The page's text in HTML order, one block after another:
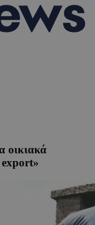
οικιακά
export»